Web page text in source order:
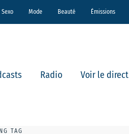
Sexo Mode Beauté Émissions
Radio Voir le direct
TAG